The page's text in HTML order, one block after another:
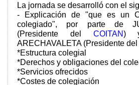
La jornada se desarrolló con el
- Explicación de "que es un
colegiado", por parte de
(Presidente del COITAN) y
ARECHAVALETA (Presidente del
*Estructura colegial
*Derechos y obligaciones del
*Servicios ofrecidos
*Costes de colegiación